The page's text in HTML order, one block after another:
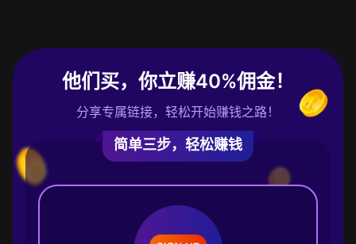
他们买，你立赚40%佣金！
分享专属链接，轻松开始赚钱之路！
简单三步，轻松赚钱